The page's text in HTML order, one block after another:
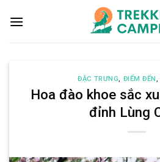
đến
ĐẶC TRƯNG, ĐIỂM ĐẾN
Hoa đào khoe sắc
đỉnh Lùng